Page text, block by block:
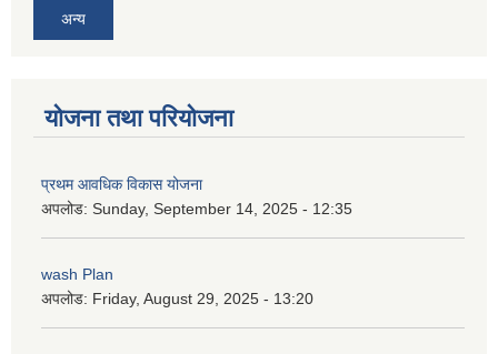
अन्य
योजना तथा परियोजना
प्रथम आवधिक विकास योजना
अपलोड: Sunday, September 14, 2025 - 12:35
wash Plan
अपलोड: Friday, August 29, 2025 - 13:20